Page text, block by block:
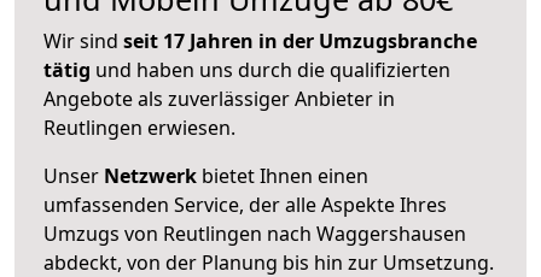
Wir sind seit 17 Jahren in der Umzugsbranche
tätig und haben uns durch die qualifizierten
Angebote als zuverlässiger Anbieter in
Reutlingen erwiesen.
Unser Netzwerk bietet Ihnen einen
umfassenden Service, der alle Aspekte Ihres
Umzugs von Reutlingen nach Waggershausen
abdeckt, von der Planung bis hin zur Umsetzung.